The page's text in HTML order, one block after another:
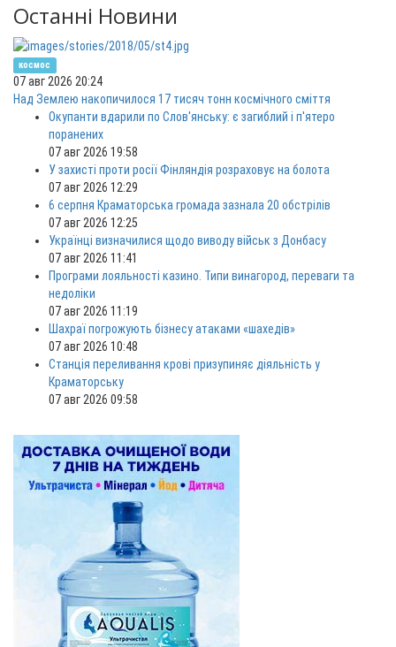
Останні Новини
космос
07 авг 2026 20:24
Над Землею накопичилося 17 тисяч тонн космічного сміття
Окупанти вдарили по Слов'янську: є загиблий і п'ятеро
поранених
07 авг 2026 19:58
У захисті проти росії Фінляндія розраховує на болота
07 авг 2026 12:29
6 серпня Краматорська громада зазнала 20 обстрілів
07 авг 2026 12:25
Українці визначилися щодо виводу військ з Донбасу
07 авг 2026 11:41
Програми лояльності казино. Типи винагород, переваги та
недоліки
07 авг 2026 11:19
Шахраї погрожують бізнесу атаками «шахедів»
07 авг 2026 10:48
Станція переливання крові призупиняє діяльність у
Краматорську
07 авг 2026 09:58